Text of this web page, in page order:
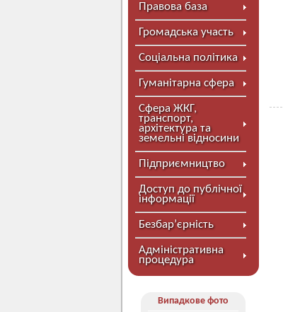
Правова база
Громадська участь
Соціальна політика
Гуманітарна сфера
Сфера ЖКГ,
транспорт,
архітектура та
земельні відносини
Підприємництво
Доступ до публічної
інформації
Безбар’єрність
Адміністративна
процедура
Випадкове фото